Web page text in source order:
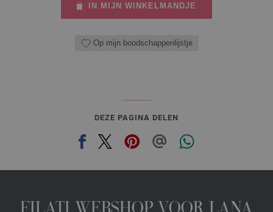
IN MIJN WINKELMANDJE
Op mijn boodschappenlijstje
DEZE PAGINA DELEN